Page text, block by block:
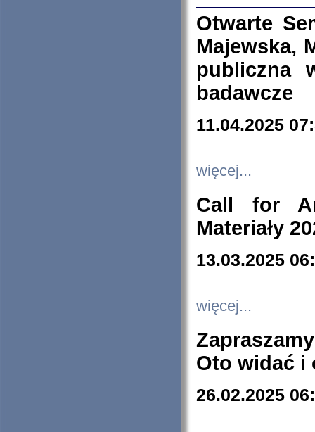
Otwarte
Majewska,
publiczna
badawcze
11.04.2025
więcej...
Call for
Materiały
13.03.2025
więcej...
Oto widać i
26.02.2025